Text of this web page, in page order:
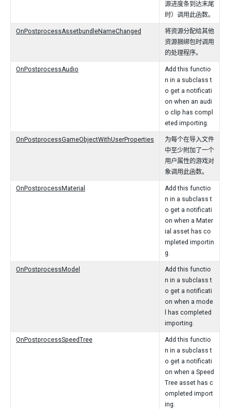
源进度条到达末尾
时）调用此函数。
OnPostprocessAssetbundleNameChanged
将资源分配给其他
资源捆绑包时调用
的处理程序。
OnPostprocessAudio
Add this functio
n in a subclass t
o get a notificati
on when an audi
o clip has compl
eted importing.
OnPostprocessGameObjectWithUserProperties
为每个在导入文件
中至少附加了一个
用户属性的游戏对
象调用此函数。
OnPostprocessMaterial
Add this functio
n in a subclass t
o get a notificati
on when a Mater
ial asset has co
mpleted importin
g.
OnPostprocessModel
Add this functio
n in a subclass t
o get a notificati
on when a mode
l has completed
importing.
OnPostprocessSpeedTree
Add this functio
n in a subclass t
o get a notificati
on when a Speed
Tree asset has c
ompleted import
ing.